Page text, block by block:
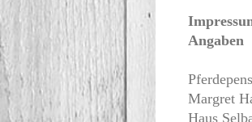
Angaben
Margret
Haus